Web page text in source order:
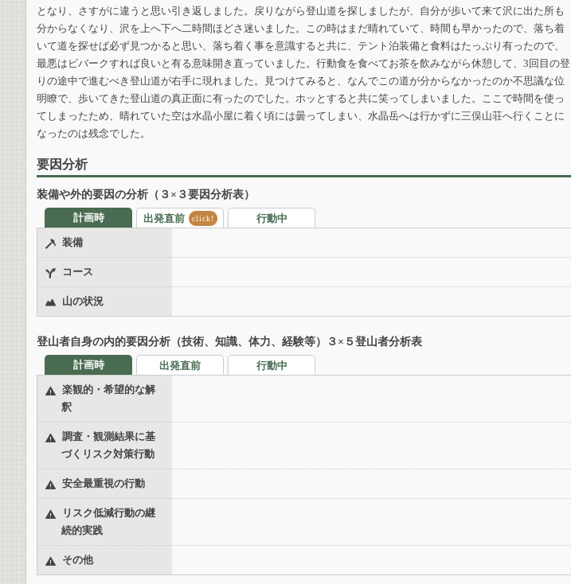
となり、さすがに違うと思い引き返しました。戻りながら登山道を探しましたが、自分が歩いて来て沢に出た所も
分からなくなり、沢を上へ下へ二時間ほどさ迷いました。この時はまだ晴れていて、時間も早かったので、落ち着
いて道を探せば必ず見つかると思い、落ち着く事を意識すると共に、テント泊装備と食料はたっぷり有ったので、
最悪はビバークすれば良いと有る意味開き直っていました。行動食を食べてお茶を飲みながら休憩して、3回目の登
りの途中で進むべき登山道が右手に現れました。見つけてみると、なんでこの道が分からなかったのか不思議な位
明瞭で、歩いてきた登山道の真正面に有ったのでした。ホッとすると共に笑ってしまいました。ここで時間を使っ
てしまったため、晴れていた空は水晶小屋に着く頃には曇ってしまい、水晶岳へは行かずに三俣山荘へ行くことに
なったのは残念でした。
要因分析
装備や外的要因の分析（３×３要因分析表）
計画時
出発直前 click!
行動中
装備
コース
山の状況
登山者自身の内的要因分析（技術、知識、体力、経験等）３×５登山者分析表
計画時
出発直前
行動中
楽観的・希望的な解
釈
調査・観測結果に基
づくリスク対策行動
安全最重視の行動
リスク低減行動の継
続的実践
その他